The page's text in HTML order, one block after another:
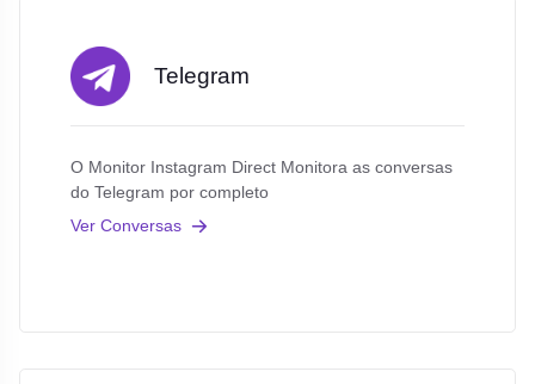
Telegram
O Monitor Instagram Direct Monitora as conversas
do Telegram por completo
Ver Conversas